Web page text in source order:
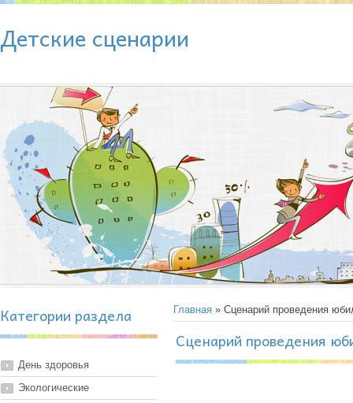
Детские сценарии
Категории раздела
День здоровья
Экологические
Главная » Сценарий проведения
Сценарий проведения